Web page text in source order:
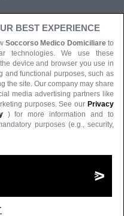
BEST EXPERIENCE
Soccorso Medico Domiciliare to
technologies. We use these
device and browser you use in
and functional purposes, such as
the site. Our company may share
media advertising partners like
purposes. See our Privacy
) for more information and to
purposes (e.g., security,